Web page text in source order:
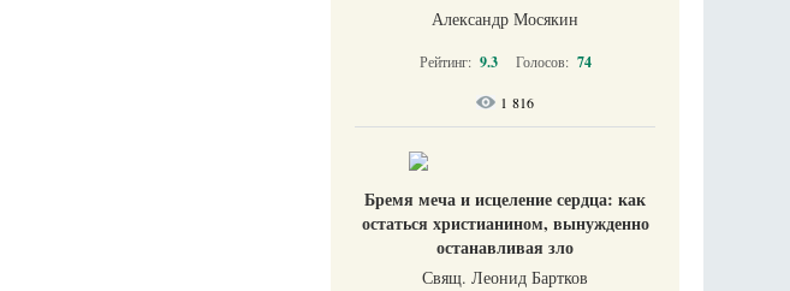
Александр Мосякин
Рейтинг: 9.3 Голосов: 74
1 816
Бремя меча и исцеление сердца: как
остаться христианином, вынужденно
останавливая зло
Свящ. Леонид Бартков